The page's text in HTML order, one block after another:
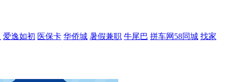
爱逸如初 医保卡 华侨城 暑假兼职 牛尾巴 拼车网58同城 找家